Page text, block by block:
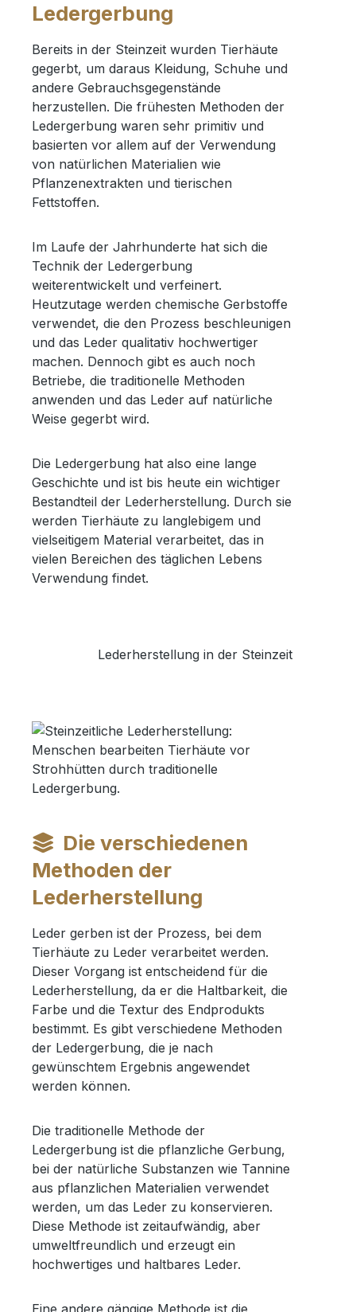
Ledergerbung
Bereits in der Steinzeit wurden Tierhäute
gegerbt, um daraus Kleidung, Schuhe und
andere Gebrauchsgegenstände
herzustellen. Die frühesten Methoden der
Ledergerbung waren sehr primitiv und
basierten vor allem auf der Verwendung
von natürlichen Materialien wie
Pflanzenextrakten und tierischen
Fettstoffen.
Im Laufe der Jahrhunderte hat sich die
Technik der Ledergerbung
weiterentwickelt und verfeinert.
Heutzutage werden chemische Gerbstoffe
verwendet, die den Prozess beschleunigen
und das Leder qualitativ hochwertiger
machen. Dennoch gibt es auch noch
Betriebe, die traditionelle Methoden
anwenden und das Leder auf natürliche
Weise gegerbt wird.
Die Ledergerbung hat also eine lange
Geschichte und ist bis heute ein wichtiger
Bestandteil der Lederherstellung. Durch sie
werden Tierhäute zu langlebigem und
vielseitigem Material verarbeitet, das in
vielen Bereichen des täglichen Lebens
Verwendung findet.
Lederherstellung in der Steinzeit
Die verschiedenen
Methoden der
Lederherstellung
Leder gerben ist der Prozess, bei dem
Tierhäute zu Leder verarbeitet werden.
Dieser Vorgang ist entscheidend für die
Lederherstellung, da er die Haltbarkeit, die
Farbe und die Textur des Endprodukts
bestimmt. Es gibt verschiedene Methoden
der Ledergerbung, die je nach
gewünschtem Ergebnis angewendet
werden können.
Die traditionelle Methode der
Ledergerbung ist die pflanzliche Gerbung,
bei der natürliche Substanzen wie Tannine
aus pflanzlichen Materialien verwendet
werden, um das Leder zu konservieren.
Diese Methode ist zeitaufwändig, aber
umweltfreundlich und erzeugt ein
hochwertiges und haltbares Leder.